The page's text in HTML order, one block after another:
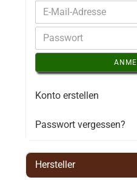
Konto erstellen
Passwort vergessen?
Hersteller